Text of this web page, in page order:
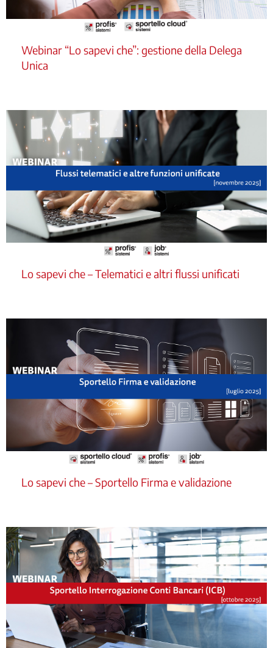
Webinar “Lo sapevi che”: gestione della Delega
Unica
Lo sapevi che – Telematici e altri flussi unificati
Lo sapevi che – Sportello Firma e validazione